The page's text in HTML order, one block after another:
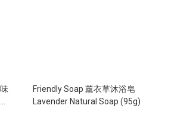
Friendly Soap 薰衣草沐浴皂
Lavender Natural Soap (95g)